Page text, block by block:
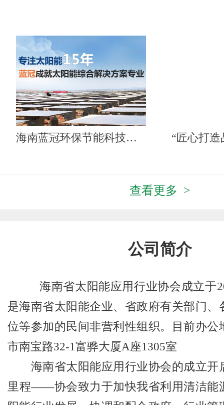
海南蓝冠环保节能科技有限公司
查看更多 >
公司简介
海南省太阳能应用行业协会成立于
是海南省太阳能企业、省政府有关部门、
位等参加的民间非营利性组织。目前办公
市南宝路32-1富骅大厦A座1305室
海南省太阳能应用行业协会的成立开
里程——协会致力于加快我省利用清洁能